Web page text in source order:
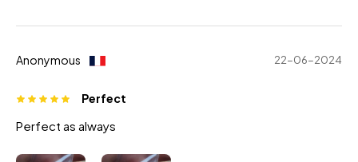
Anonymous 22-06-2024
Perfect
Perfect as always